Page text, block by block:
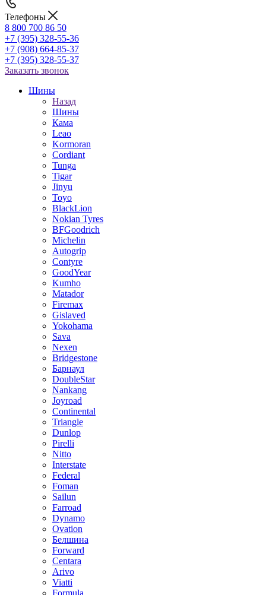
Телефоны
8 800 700 86 50
+7 (395) 328-55-36
+7 (908) 664-85-37
+7 (395) 328-55-37
Заказать звонок
Шины
Назад
Шины
Кама
Leao
Kormoran
Cordiant
Tunga
Tigar
Jinyu
Toyo
BlackLion
Nokian Tyres
BFGoodrich
Michelin
Autogrip
Contyre
GoodYear
Kumho
Matador
Firemax
Gislaved
Yokohama
Sava
Nexen
Bridgestone
Барнаул
DoubleStar
Nankang
Joyroad
Continental
Triangle
Dunlop
Pirelli
Nitto
Interstate
Federal
Foman
Sailun
Farroad
Dynamo
Ovation
Белшина
Forward
Centara
Arivo
Viatti
Formula